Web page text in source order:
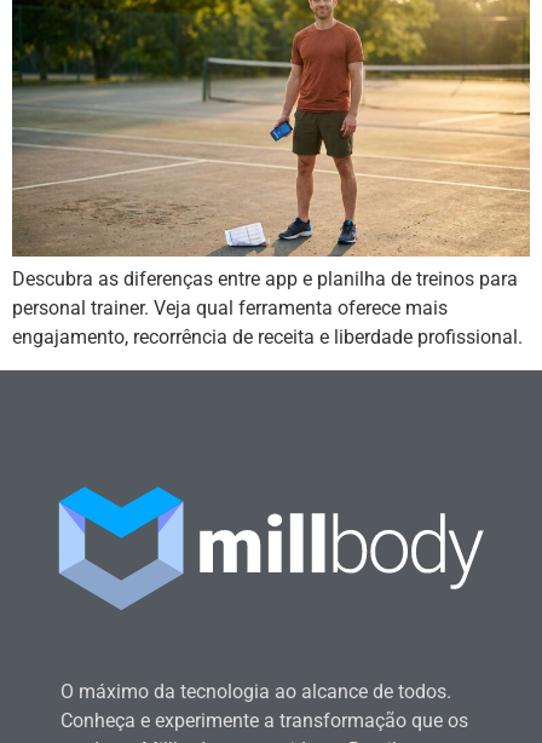
Descubra as diferenças entre app e planilha de treinos para
personal trainer. Veja qual ferramenta oferece mais
engajamento, recorrência de receita e liberdade profissional.
O máximo da tecnologia ao alcance de todos.
Conheça e experimente a transformação que os